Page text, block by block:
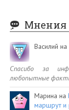
Мнения
Василий на
Спасибо за
любопытные
Марина на
маршрут и